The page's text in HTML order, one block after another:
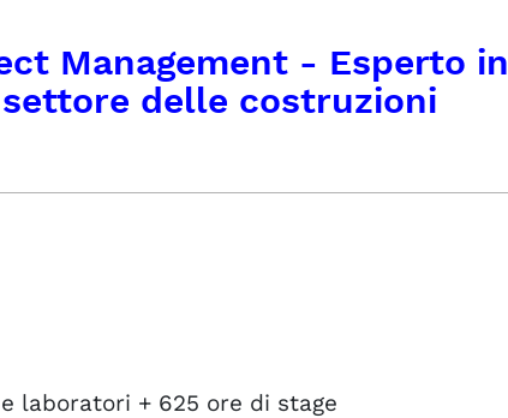
Management - Esperto in
delle costruzioni
laboratori + 625 ore di stage